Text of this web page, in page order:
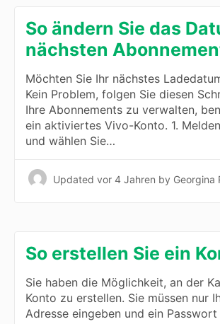
So ändern Sie das
nächsten
Möchten Sie Ihr nächstes
Kein Problem, folgen Sie diesen
Ihre Abonnements zu verwalten,
ein aktiviertes Vivo-Konto. 1.
und wählen Sie…
Updated vor 4 Jahren by Georgina
So erstellen Sie ein
Sie haben die Möglichkeit, an der
Konto zu erstellen. Sie müssen nur
Adresse eingeben und ein Passwort